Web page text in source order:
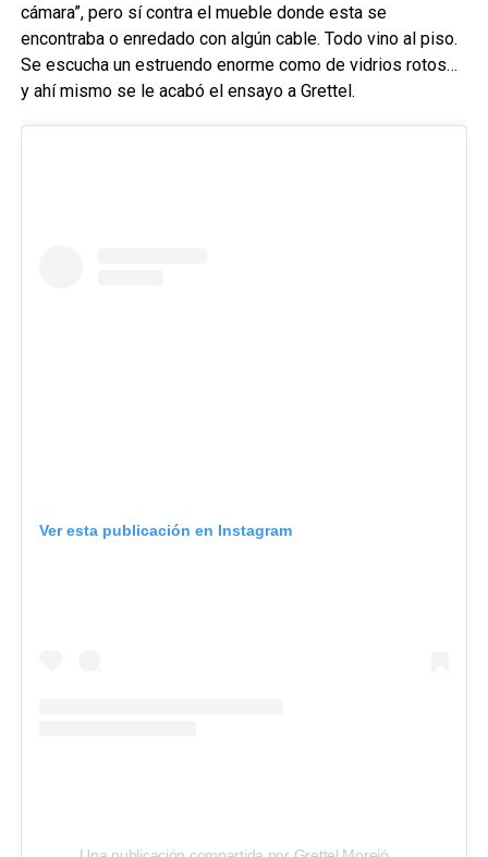
cámara”, pero sí contra el mueble donde esta se
encontraba o enredado con algún cable. Todo vino al piso.
Se escucha un estruendo enorme como de vidrios rotos…
y ahí mismo se le acabó el ensayo a Grettel.
Ver esta publicación en Instagram